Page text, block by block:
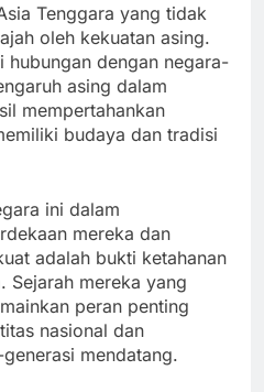
Tenggara yang tidak
oleh kekuatan asing.
hubungan dengan negara-
asing dalam
mempertahankan
budaya dan tradisi
ini dalam
mereka dan
adalah bukti ketahanan
Sejarah mereka yang
peran penting
nasional dan
mendatang.